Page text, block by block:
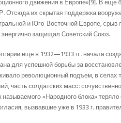
движения в Европе»[9]. В еще
Отсюда их скрытая поддержка
и Юго-Восточной Европе, срыв
энергично защищал Советский Союз.
еще в 1932—1933 гг. начала
для успешной борьбы за
революционный подъем, в селах
часть солдатских масс:
«Народного блока» теряло
вызвавшие уже в 1933 г.